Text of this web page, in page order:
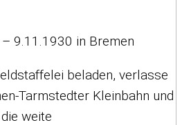
9.11.1930 in Bremen
beladen, verlasse
Tarmstedter Kleinbahn und
weite